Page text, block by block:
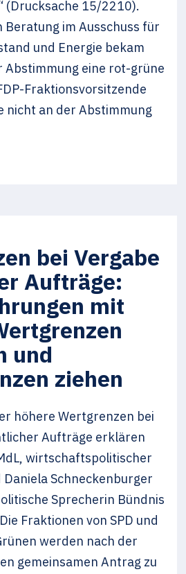
(Drucksache 15/2210).
Beratung im Ausschuss für
und Energie bekam
Abstimmung eine rot-grüne
Fraktionsvorsitzende
nicht an der Abstimmung
bei Vergabe
Aufträge:
mit
und
ziehen
höhere Wertgrenzen bei
Aufträge erklären
wirtschaftspolitischer
Daniela Schneckenburger
Sprecherin Bündnis
Fraktionen von SPD und
werden nach der
gemeinsamen Antrag zu